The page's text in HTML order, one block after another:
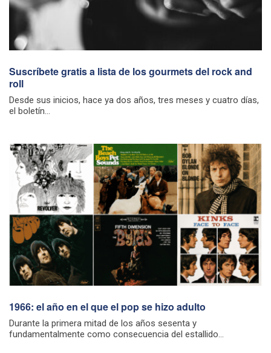
Suscríbete gratis a lista de los gourmets del rock and
roll
Desde sus inicios, hace ya dos años, tres meses y cuatro días,
el boletín...
1966: el año en el que el pop se hizo adulto
Durante la primera mitad de los años sesenta y
fundamentalmente como consecuencia del estallido...